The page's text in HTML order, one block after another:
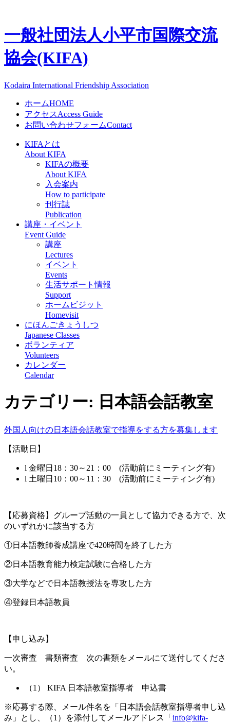
一般社団法人小平市国際交流
協会(KIFA)
Kodaira International Friendship Association
ホームHOME
アクセスAccess Guide
お問い合わせフォームContact
KIFAとは
About KIFA
KIFAの概要
About KIFA
入会案内
How to participate
刊行誌
Publication
講座・イベント
Event Guide
講座
Lectures
イベント
Events
生活サポート情報
Support
ホームビジット
Homevisit
にほんごきょうしつ
Japanese Classes
ボランティア
Volunteers
カレンダー
Calendar
カテゴリー: 日本語会話教室
外国人向けの日本語会話教室で指導をする方を募集します
【活動日】
l 金曜日18：30～21：00 (活動前にミーティング有)
l 土曜日10：00～11：30 (活動前にミーティング有)
【応募資格】グループ活動の一員として協力できる方で、次
のいずれかに該当する方
①日本語教師養成講座で420時間を終了した方
②日本語教育能力検定試験に合格した方
③大学などで日本語教授法を専攻した方
④登録日本語教員
【申し込み】
一次審査 書類審査 次の書類をメールにて送付してくださ
い。
（1） KIFA 日本語教室指導者 申込書
※応募する際、メール件名を「日本語会話教室指導者申し込
み」とし、（1）を添付してメールアドレス「 info@kifa-